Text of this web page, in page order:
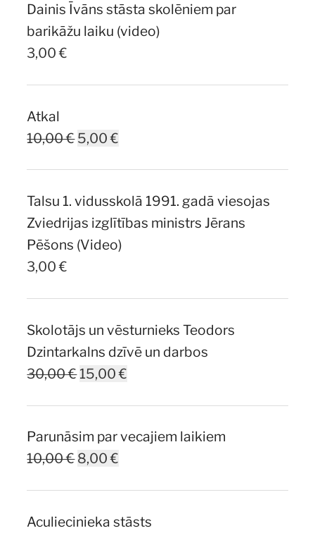
7,00 €.5,00 €.
Dainis Īvāns stāsta skolēniem par
barikāžu laiku (video)
3,00€
Atkal
10,00€Original
10,00 €.
5,00€
5,00 €.
Talsu 1. vidusskolā 1991. gadā viesojas
Zviedrijas izglītības ministrs Jērans
Pēšons (Video)
3,00€
Skolotājs un vēsturnieks Teodors
Dzintarkalns dzīvē un darbos
30,00€Original
30,00 €.
15,00€
15,00 €.
Parunāsim par vecajiem laikiem
10,00€Original
10,00 €.
8,00€
8,00 €.
Aculiecinieka stāsts